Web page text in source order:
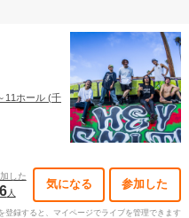
11ホール (千
した
人
気になる 参加した
登録すると、マイページでライブを管理できます